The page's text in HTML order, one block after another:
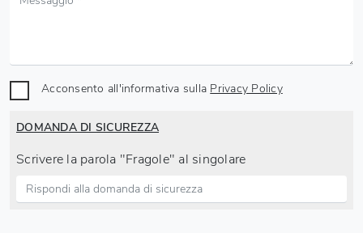
Acconsento all'informativa sulla Privacy Policy
DOMANDA DI SICUREZZA
Scrivere la parola "Fragole" al singolare